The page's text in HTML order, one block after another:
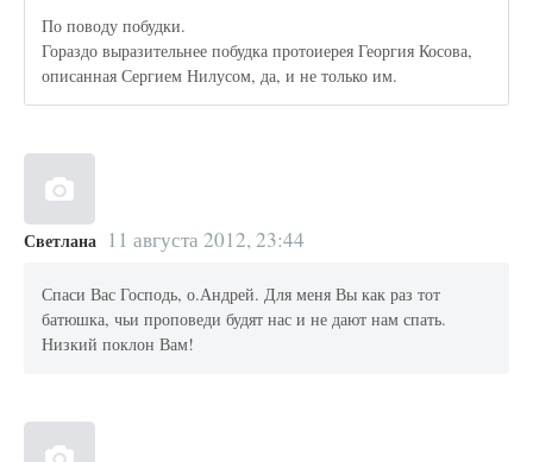
По поводу побудки.
Гораздо выразительнее побудка протоиерея Георгия Косова,
описанная Сергием Нилусом, да, и не только им.
Светлана 11 августа 2012, 23:44
Спаси Вас Господь, о.Андрей. Для меня Вы как раз тот
батюшка, чьи проповеди будят нас и не дают нам спать.
Низкий поклон Вам!